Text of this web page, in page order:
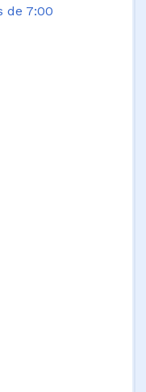
de 7:00